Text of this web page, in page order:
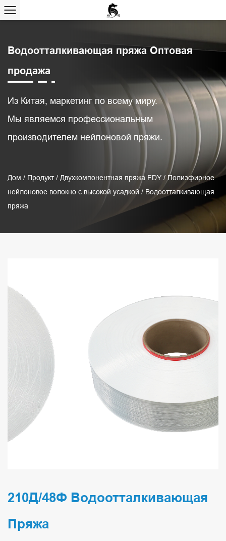
Водоотталкивающая пряжа Оптовая
продажа
Из Китая, маркетинг по всему миру.
Мы являемся профессиональным
производителем нейлоновой пряжи.
Дом / Продукт/ Двухкомпонентная пряжа FDY / Полиэфирное
нейлоновое волокно с высокой усадкой / Водоотталкивающая
пряжа
210Д/48Ф Водоотталкивающая
Пряжа